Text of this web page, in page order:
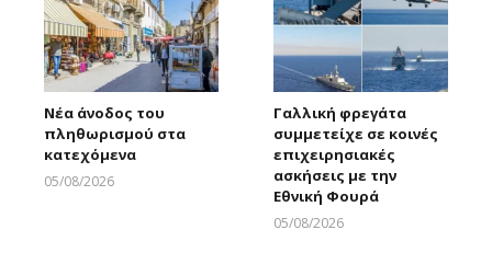
Νέα άνοδος του
πληθωρισμού στα
κατεχόμενα
05/08/2026
Γαλλική φρεγάτα
συμμετείχε σε κοινές
επιχειρησιακές
ασκήσεις με την
Εθνική Φουρά
05/08/2026